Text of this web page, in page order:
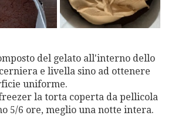
del gelato all'interno dello
e livella sino ad ottenere
uniforme.
la torta coperta da pellicola
5/6 ore, meglio una notte intera.